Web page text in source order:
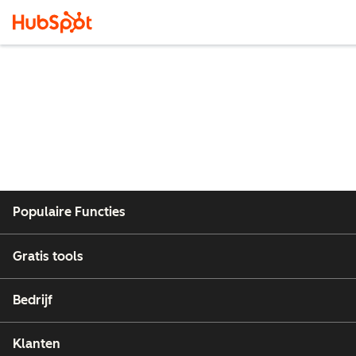
Populaire Functies
Gratis tools
Bedrijf
Klanten